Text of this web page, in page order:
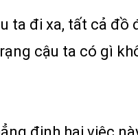
ta đi xa, tất cả đồ
cậu ta có gì